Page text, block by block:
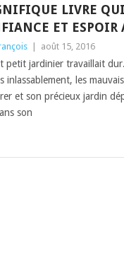
LIVRE
ET ESPOIR
août 15, 2016
petit jardinier travaillait
inlassablement, les
et son précieux jardin
son